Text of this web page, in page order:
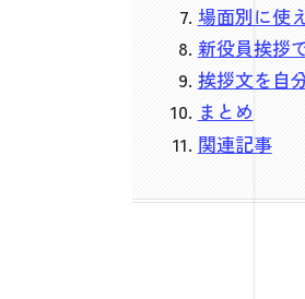
場面別に使
新役員挨拶
挨拶文を自
まとめ
関連記事